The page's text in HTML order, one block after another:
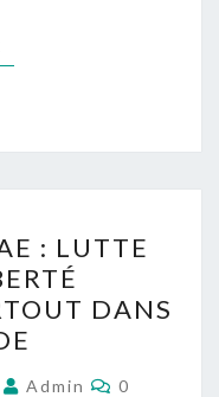
LA SUITE
: LUTTE
DANS
Admin
0